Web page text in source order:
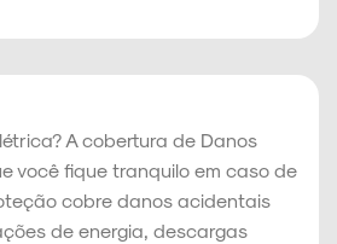
A cobertura de Danos
você fique tranquilo em caso de
cobre danos acidentais
de energia, descargas